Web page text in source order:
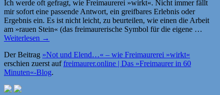
Ich werde oft gefragt, wie Freimaurerei »wirkt«. Nicht immer fällt
mir sofort eine passende Antwort, ein greifbares Erlebnis oder
Ergebnis ein. Es ist nicht leicht, zu beurteilen, wie einen die Arbeit
am »rauen Stein« (das freimaurerische Symbol für die eigene …
Weiterlesen →
Der Beitrag »Not und Elend…« – wie Freimaurerei »wirkt«
erschien zuerst auffreimaurer.online | Das »Freimaurer in 60
Minuten«-Blog.